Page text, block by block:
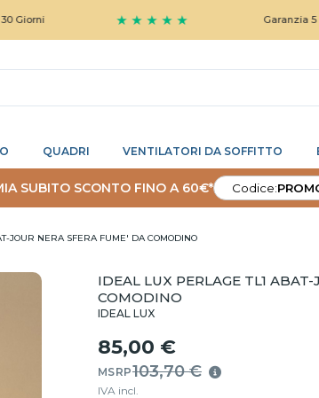
★ ★ ★ ★ ★ Garanzia 5 Anni
QUADRI VENTILATORI DA SOFFITTO
SUBITO SCONTO FINO A 60€* Codice:
JOUR NERA SFERA FUME' DA COMODINO
IDEAL LUX PERLAGE TL1
COMODINO
IDEAL LUX
85,00 €
MSRP103,70 €
IVA incl.